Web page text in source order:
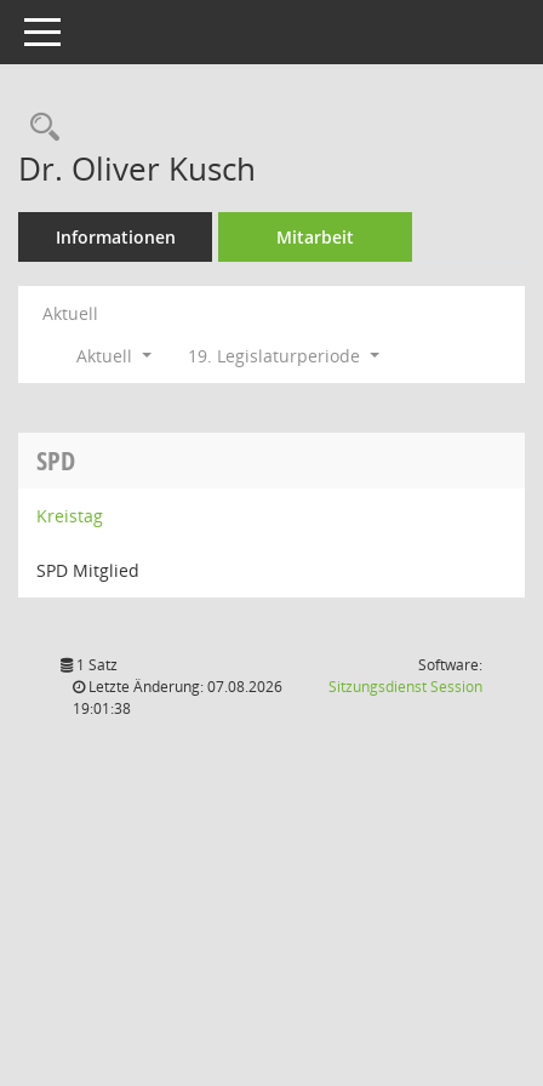
Toggle navigation
Rechercheauswahl
Dr. Oliver Kusch
Informationen Mitarbeit
Aktuell
Aktuell
19. Legislaturperiode
SPD
Kreistag
SPD Mitglied
1 Satz
Letzte Änderung: 07.08.2026
19:01:38
Software:
SitzungsdienstSession(Wird in